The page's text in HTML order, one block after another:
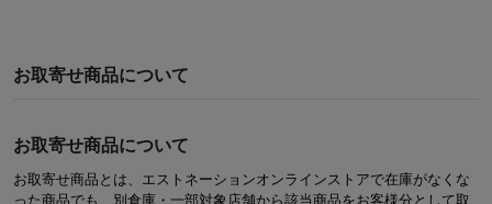
お取寄せ商品について
お取寄せ商品について
お取寄せ商品とは、エストネーションオンラインストアで在庫がなくな
った商品でも、別倉庫・一部対象店舗から該当商品をお客様分として取